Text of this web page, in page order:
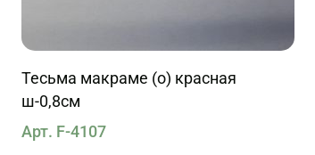
Тесьма макраме (о) красная
ш-0,8см
Арт. F-4107